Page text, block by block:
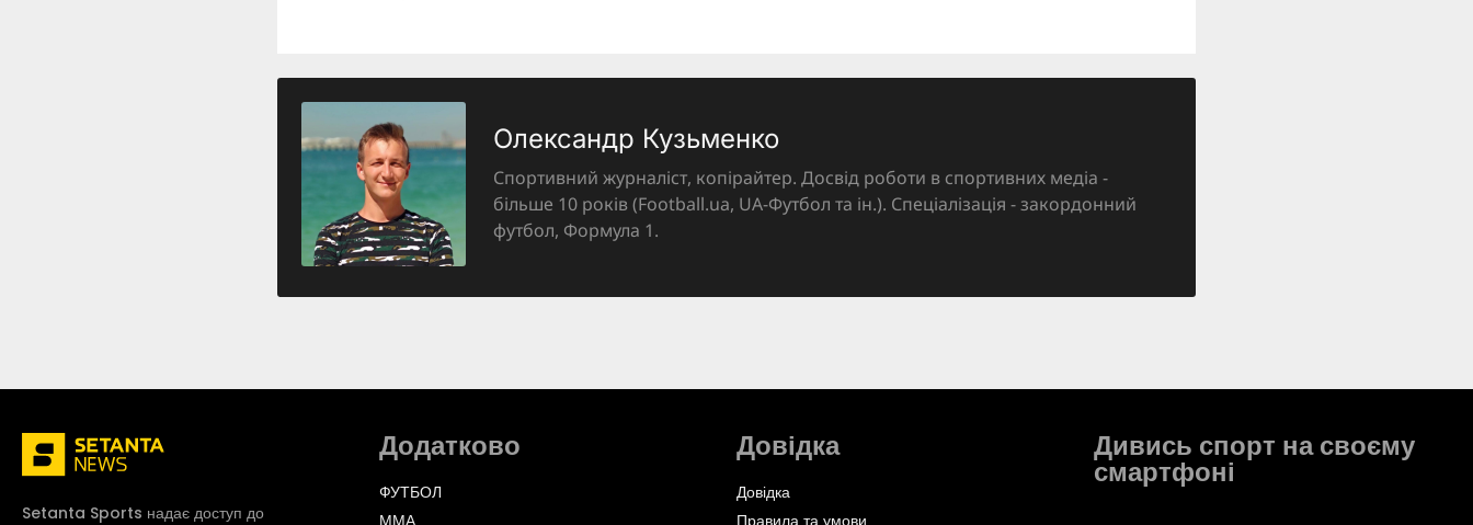
Олександр Кузьменко
Спортивний журналіст, копірайтер. Досвід роботи в спортивних медіа -
більше 10 років (Football.ua, UA-Футбол та ін.). Спеціалізація - закордонний
футбол, Формула 1.
Setanta Sports надає доступ до
Додатково
ФУТБОЛ
Довідка
Довідка
Дивись спорт на своєму
смартфоні